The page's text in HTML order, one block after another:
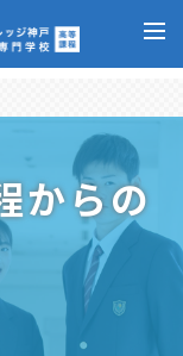
からの